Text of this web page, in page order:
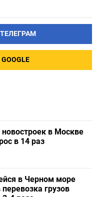
в Москве
в 14 раз
в Черном море
грузов